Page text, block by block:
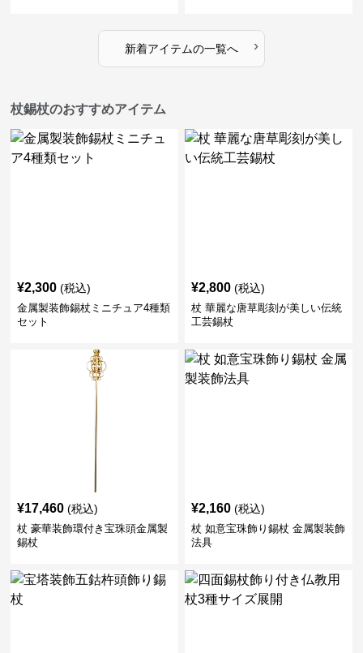
新着アイテムの一覧へ ›
杖錫杖のおすすめアイテム
¥2,300 (税込)
金属製装飾錫杖ミニチュア4種類
セット
¥2,800 (税込)
杖 華麗な唐草彫刻が美しい伝統
工芸錫杖
¥17,460 (税込)
杖 豪華装飾環付き宝珠頭金属製
錫杖
¥2,160 (税込)
杖 如意宝珠飾り錫杖 金属製装飾
法具